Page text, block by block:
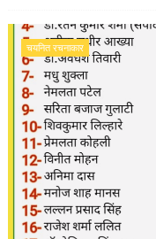
चयनित रचनाकार